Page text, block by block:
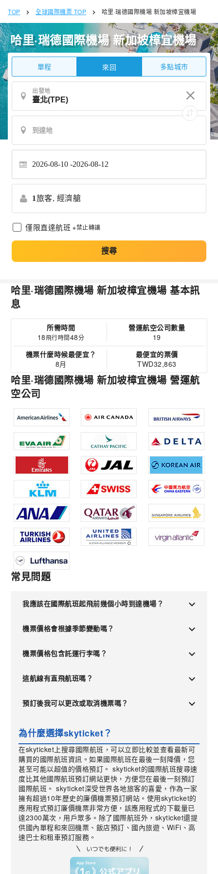
TOP 全球國際機票 TOP 哈里·瑞德國際機場 新加坡樟宜機場
哈里·瑞德國際機場 新加坡樟宜機場
單程 來回 多點城市
出發地
2026-08-10 2026-08-12
1旅客, 經濟艙
僅限直達航班 ※禁止轉讓
搜尋
哈里·瑞德國際機場 新加坡樟宜機場 基本訊
息
所需時間
18飛行時間48分
營運航空公司數量
19
機票什麼時候最便宜？
8月
最便宜的票價
TWD32,863
哈里·瑞德國際機場 新加坡樟宜機場 營運航
空公司
常見問題
我應該在國際航班起飛前幾個小時到達機場？
機票價格會根據季節變動嗎？
機票價格包含託運行李嗎？
這航線有直飛航班嗎？
預訂後我可以更改或取消機票嗎？
為什麼選擇skyticket？
在skyticket上搜尋國際航班，可以立即比較並查看最新可
購買的國際航班資訊。如果國際航班在最後一刻降價，您
甚至可能以超值的價格預訂。 skyticket的國際航班搜尋速
度比其他國際航班預訂網站更快，方便您在最後一刻預訂
國際航班。 skyticket深受世界各地旅客的喜愛，作為一家
擁有超過10年歷史的廉價機票預訂網站。使用skyticket的
應用程式預訂廉價機票非常方便，該應用程式的下載量已
達2300萬次，用戶眾多。除了國際航班外，skyticket還提
供國內單程和來回機票、飯店預訂、國內旅遊、WiFi、高
速巴士和租車預訂服務。